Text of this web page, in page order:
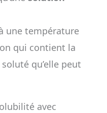
une température
qui contient la
qu’elle peut
avec